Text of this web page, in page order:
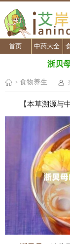
首页 中药大全
浙贝
> 食物养生
【本草溯源与